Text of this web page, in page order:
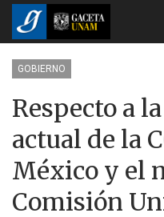
GOBIERNO
Respecto a
actual de la
México y el
Comisión